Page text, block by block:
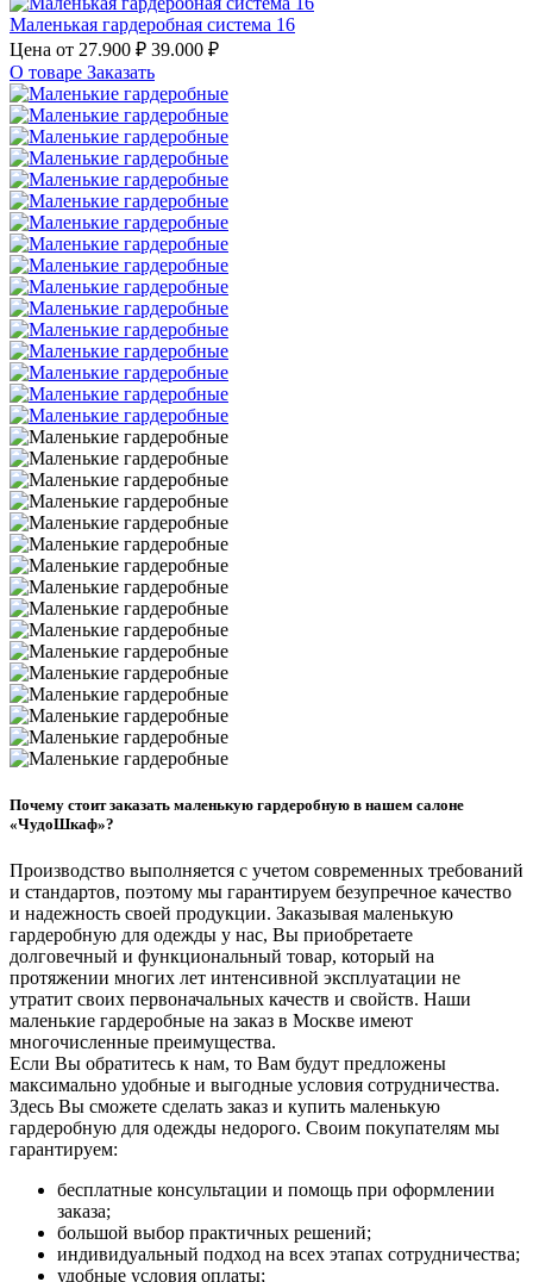
Маленькая гардеробная система 16
Цена от 27.900 ₽ 39.000 ₽
О товаре Заказать
Почему стоит заказать маленькую гардеробную в нашем салоне
«ЧудоШкаф»?
Производство выполняется с учетом современных требований
и стандартов, поэтому мы гарантируем безупречное качество
и надежность своей продукции. Заказывая маленькую
гардеробную для одежды у нас, Вы приобретаете
долговечный и функциональный товар, который на
протяжении многих лет интенсивной эксплуатации не
утратит своих первоначальных качеств и свойств. Наши
маленькие гардеробные на заказ в Москве имеют
многочисленные преимущества.
Если Вы обратитесь к нам, то Вам будут предложены
максимально удобные и выгодные условия сотрудничества.
Здесь Вы сможете сделать заказ и купить маленькую
гардеробную для одежды недорого. Своим покупателям мы
гарантируем:
бесплатные консультации и помощь при оформлении
заказа;
большой выбор практичных решений;
индивидуальный подход на всех этапах сотрудничества;
удобные условия оплаты;